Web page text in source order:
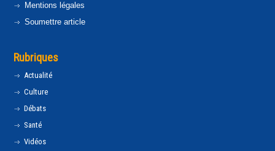
Mentions légales
Soumettre article
Rubriques
Actualité
Culture
Débats
Santé
Vidéos